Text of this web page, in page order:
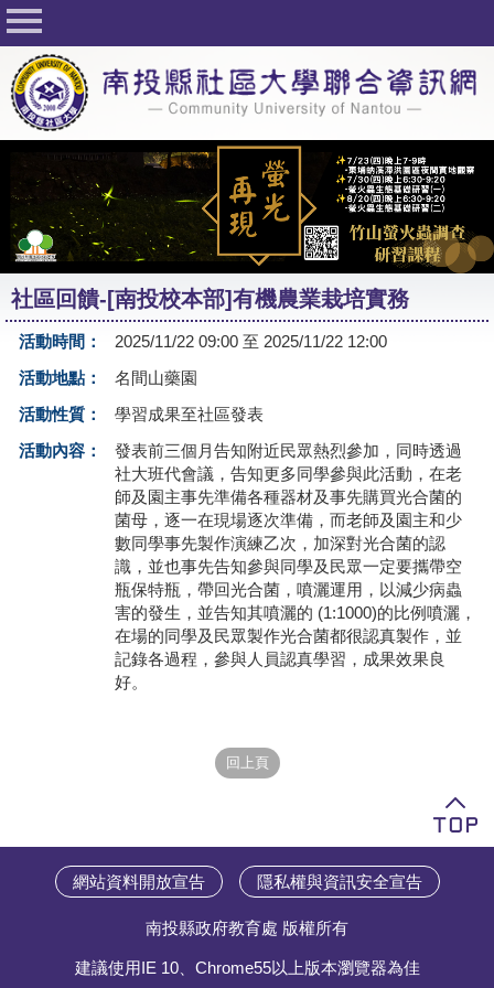
回首頁
關於社大
公佈欄
行事曆
最新活動
活動花絮
課程一覽表
志工與社團
友站連結
社區回饋-[南投校本部]有機農業栽培實務
活動時間：
2025/11/22 09:00 至 2025/11/22 12:00
活動地點：
名間山藥園
活動性質：
學習成果至社區發表
活動內容：
發表前三個月告知附近民眾熱烈參加，同時透過
社大班代會議，告知更多同學參與此活動，在老
師及園主事先準備各種器材及事先購買光合菌的
菌母，逐一在現場逐次準備，而老師及園主和少
數同學事先製作演練乙次，加深對光合菌的認
識，並也事先告知參與同學及民眾一定要攜帶空
瓶保特瓶，帶回光合菌，噴灑運用，以減少病蟲
害的發生，並告知其噴灑的 (1:1000)的比例噴灑，
在場的同學及民眾製作光合菌都很認真製作，並
記錄各過程，參與人員認真學習，成果效果良
好。
網站資料開放宣告 隱私權與資訊安全宣告
南投縣政府教育處 版權所有
建議使用IE 10、Chrome55以上版本瀏覽器為佳